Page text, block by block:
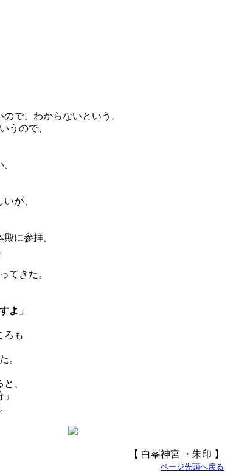
で、わからないという。
うので、
が、
に参拝。
てきた。
よ」
ろも
。
、
【 白峯神宮 ・朱印 】
ページ先頭へ戻る